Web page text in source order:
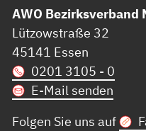
AWO Bezirksverband
Lützowstraße 32
45141 Essen
0201 3105 - 0
E-Mail senden
Folgen Sie uns auf